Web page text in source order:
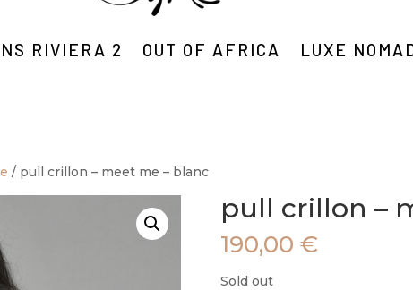
RIVIERA 2 OUT OF AFRICA LUXE
/ pull crillon – meet me – blanc
pull crillon –
190,00 €
Sold out